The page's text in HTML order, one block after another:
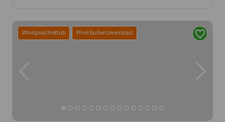
Whirlpool/Hottub Privé buitenzwembad